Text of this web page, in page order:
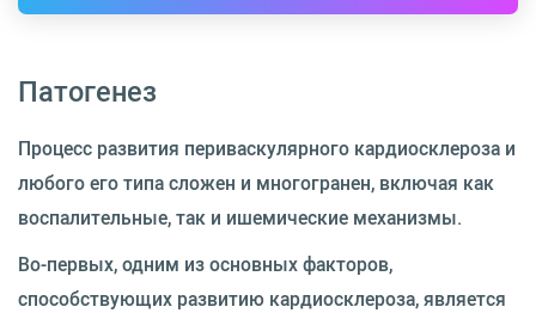
Патогенез
Процесс развития периваскулярного кардиосклероза и
любого его типа сложен и многогранен, включая как
воспалительные, так и ишемические механизмы.
Во-первых, одним из основных факторов,
способствующих развитию кардиосклероза, является